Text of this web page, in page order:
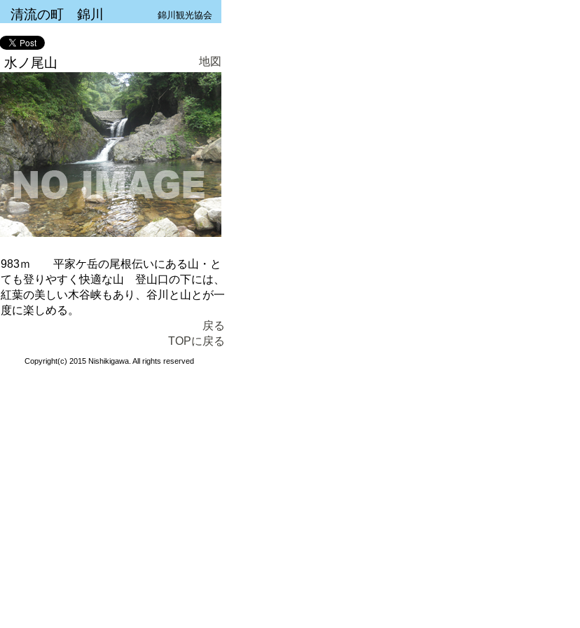
清流の町 錦川 錦川観光協会
水ノ尾山 地図
983ｍ 平家ケ岳の尾根伝いにある山・と
ても登りやすく快適な山 登山口の下には、
紅葉の美しい木谷峡もあり、谷川と山とが一
度に楽しめる。
戻る
TOPに戻る
Copyright(c) 2015 Nishikigawa. All rights reserved